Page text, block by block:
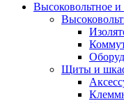
Высоковольтное
Щиты и